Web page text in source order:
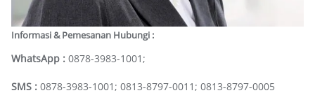
Informasi & Pemesanan Hubungi :
WhatsApp : 0878-3983-1001;
SMS : 0878-3983-1001; 0813-8797-0011; 0813-8797-0005